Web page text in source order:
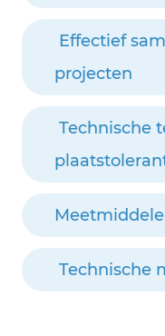
Effectief
projecten
Technische
Technische